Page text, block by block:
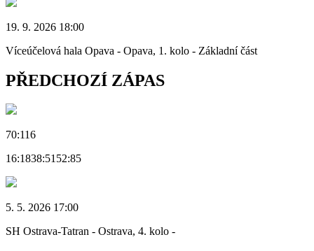
19. 9. 2026 18:00
Víceúčelová hala Opava - Opava, 1. kolo - Základní část
PŘEDCHOZÍ ZÁPAS
70:116
16:1838:5152:85
5. 5. 2026 17:00
SH Ostrava-Tatran - Ostrava, 4. kolo -